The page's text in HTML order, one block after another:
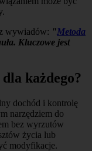
wywiadów: "Metoda
Kluczowe jest
każdego?
dochód i kontrolę
narzędziem do
bez wyrzutów
życia lub
modyfikacje.